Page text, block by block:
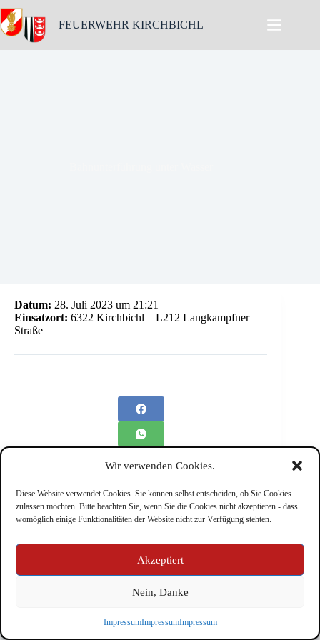
Wir verwenden Cookies.
Diese Website verwendet Cookies. Sie können selbst entscheiden, ob Sie Cookies
zulassen möchten. Bitte beachten Sie, wenn Sie die Cookies nicht akzeptieren - dass
womöglich einige Funktionalitäten der Website nicht zur Verfügung stehten.
Akzeptiert
Nein, Danke
ImpressumImpressumImpressum
Skip
to
content
FEUERWEHR KIRCHBICHL
Datum: 28. Juli 2023 um 21:21
Einsatzort: 6322 Kirchbichl – L212 Langkampfner
Straße
Copyright © Feuerwehr Kirchbichl 2026 - WordPress Theme
by